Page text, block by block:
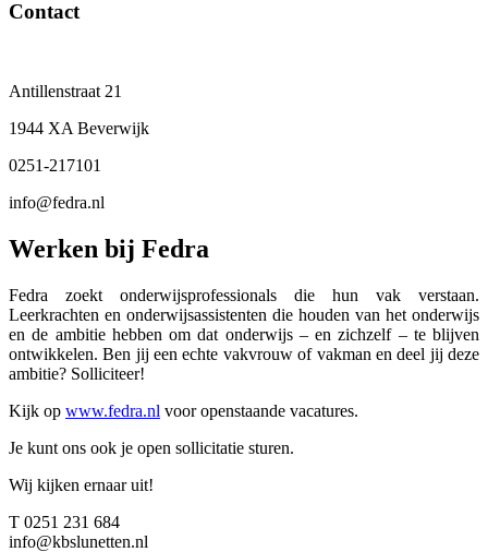
Contact
Antillenstraat 21
1944 XA Beverwijk
0251-217101
info@fedra.nl
Werken bij Fedra
Fedra zoekt onderwijsprofessionals die hun vak verstaan.
Leerkrachten en onderwijsassistenten die houden van het onderwijs
en de ambitie hebben om dat onderwijs – en zichzelf – te blijven
ontwikkelen. Ben jij een echte vakvrouw of vakman en deel jij deze
ambitie? Solliciteer!
Kijk op www.fedra.nl voor openstaande vacatures.
Je kunt ons ook je open sollicitatie sturen.
Wij kijken ernaar uit!
T 0251 231 684
info@kbslunetten.nl